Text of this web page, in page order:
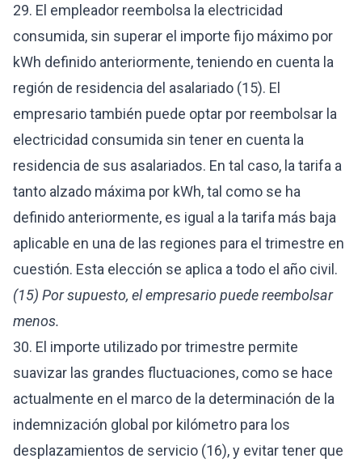
29. El empleador reembolsa la electricidad
consumida, sin superar el importe fijo máximo por
kWh definido anteriormente, teniendo en cuenta la
región de residencia del asalariado (15). El
empresario también puede optar por reembolsar la
electricidad consumida sin tener en cuenta la
residencia de sus asalariados. En tal caso, la tarifa a
tanto alzado máxima por kWh, tal como se ha
definido anteriormente, es igual a la tarifa más baja
aplicable en una de las regiones para el trimestre en
cuestión. Esta elección se aplica a todo el año civil.
(15) Por supuesto, el empresario puede reembolsar
menos.
30. El importe utilizado por trimestre permite
suavizar las grandes fluctuaciones, como se hace
actualmente en el marco de la determinación de la
indemnización global por kilómetro para los
desplazamientos de servicio (16), y evitar tener que